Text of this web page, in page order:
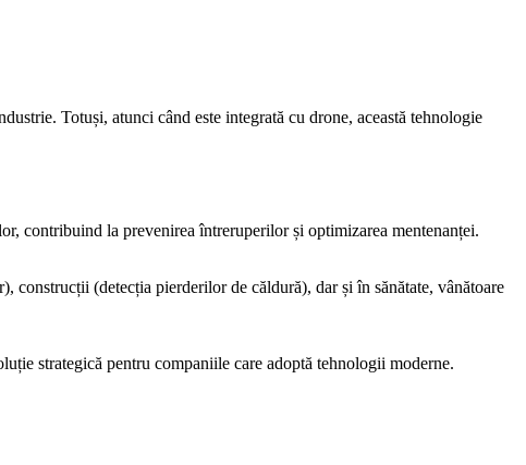
Totuși, atunci când este integrată cu drone, această tehnologie
contribuind la prevenirea întreruperilor și optimizarea mentenanței.
construcții (detecția pierderilor de căldură), dar și în sănătate, vânătoare
strategică pentru companiile care adoptă tehnologii moderne.